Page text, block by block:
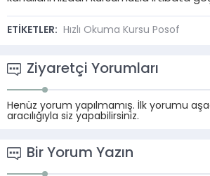
ETİKETLER: Hızlı Okuma Kursu Posof
Ziyaretçi Yorumları
Henüz yorum yapılmamış. İlk yorumu
aracılığıyla siz yapabilirsiniz.
Bir Yorum Yazın